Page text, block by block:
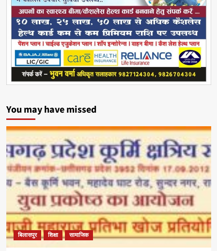
You may have missed
बिलासपुर शिक्षा सामाजिक